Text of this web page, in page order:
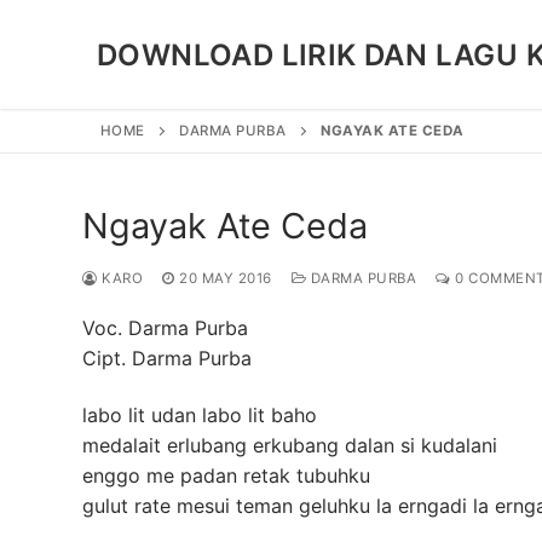
DOWNLOAD LIRIK DAN LAGU
HOME DARMA PURBA NGAYAK ATE CEDA
Ngayak Ate Ceda
KARO 20 MAY 2016 DARMA PURBA 0
Voc. Darma Purba
Cipt. Darma Purba
labo lit udan labo lit baho
medalait erlubang erkubang dalan si kudalani
enggo me padan retak tubuhku
gulut rate mesui teman geluhku la erngadi la